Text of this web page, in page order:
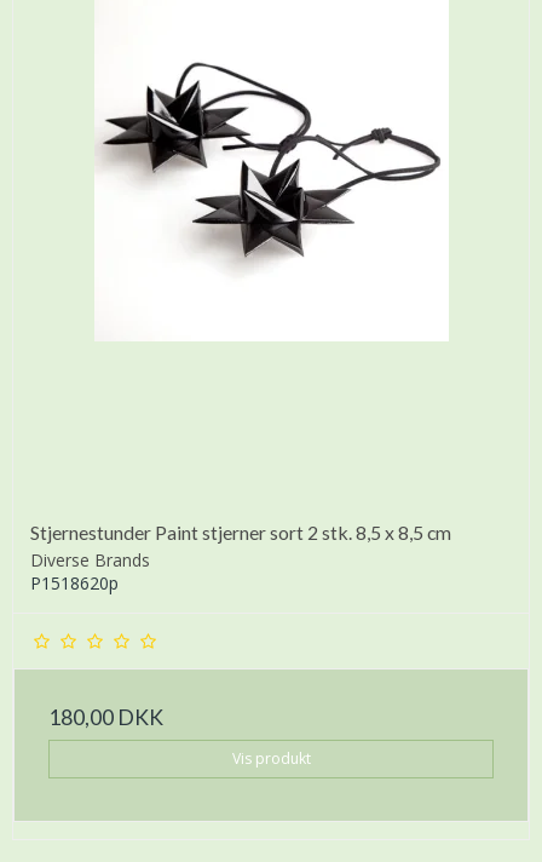
Stjernestunder Paint stjerner sort 2 stk. 8,5 x 8,5 cm
Diverse Brands
P1518620p
180,00 DKK
Vis produkt